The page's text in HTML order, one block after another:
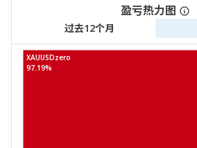
盈亏热力图
过去12个月
XAUUSDzero
97.19%